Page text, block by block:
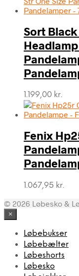
Sort
1.199,00 kr.
Fenix
1.067,95 kr.
© 2026 Løbesko &
×
Løbebukser
Løbebælter
Løbeshorts
Løbesko